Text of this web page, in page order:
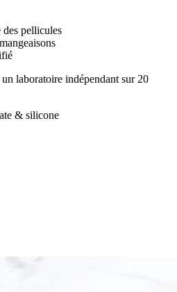
pellicules
laboratoire indépendant sur 20
& silicone